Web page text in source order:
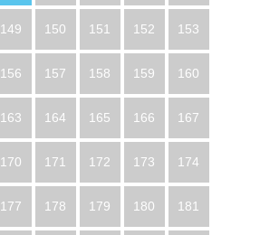
149 150 151 152 153
156 157 158 159 160
163 164 165 166 167
170 171 172 173 174
177 178 179 180 181